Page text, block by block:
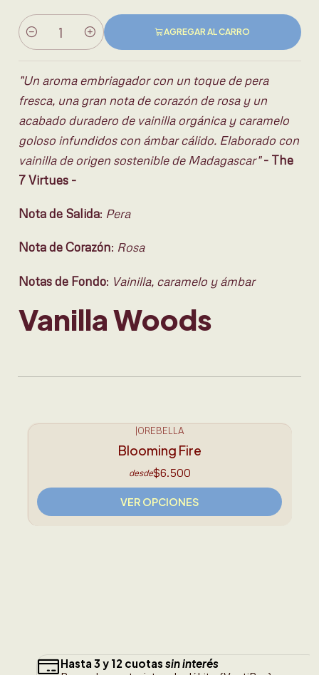
Cantidad
AGREGAR AL CARRO
"Un aroma embriagador con un toque de pera
fresca, una gran nota de corazón de rosa y un
acabado duradero de vainilla orgánica y caramelo
goloso infundidos con ámbar cálido. Elaborado con
vainilla de origen sostenible de Madagascar"- The
7 Virtues -
Nota de Salida: Pera
Nota de Corazón: Rosa
Notas de Fondo: Vainilla, caramelo y ámbar
Vanilla Woods
Conoce Orebella. Fórmula
♥︎
|OREBELLA
Blooming Fire
desde$6.500
VER OPCIONES
Hasta 3 y 12 cuotas sin interés